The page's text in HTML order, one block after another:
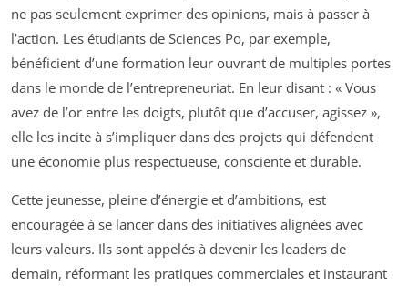
ne pas seulement exprimer des opinions, mais à passer à
l’action. Les étudiants de Sciences Po, par exemple,
bénéficient d’une formation leur ouvrant de multiples portes
dans le monde de l’entrepreneuriat. En leur disant : « Vous
avez de l’or entre les doigts, plutôt que d’accuser, agissez »,
elle les incite à s’impliquer dans des projets qui défendent
une économie plus respectueuse, consciente et durable.
Cette jeunesse, pleine d’énergie et d’ambitions, est
encouragée à se lancer dans des initiatives alignées avec
leurs valeurs. Ils sont appelés à devenir les leaders de
demain, réformant les pratiques commerciales et instaurant